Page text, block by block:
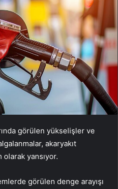
görülen yükselişler ve
akaryakıt
yansıyor.
görülen denge arayışı